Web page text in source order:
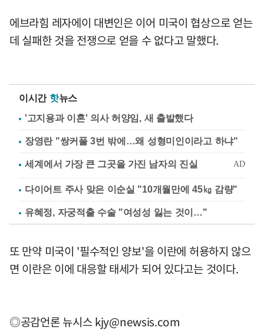
에브라힘 레자에이 대변인은 이어 미국이 협상으로 얻는
데 실패한 것을 전쟁으로 얻을 수 없다고 말했다.
이시간 핫뉴스
'고지용과 이혼' 의사 허양임, 새 출발했다
장영란 "쌍커풀 3번 밖에…왜 성형미인이라고 하냐"
다이어트 주사 맞은 이순실 "10개월만에 45㎏ 감량"
유혜정, 자궁적출 수술 "여성성 잃는 것이…"
또 만약 미국이 '필수적인 양보'을 이란에 허용하지 않으
면 이란은 이에 대응할 태세가 되어 있다고는 것이다.
◎공감언론 뉴시스kjy@newsis.com